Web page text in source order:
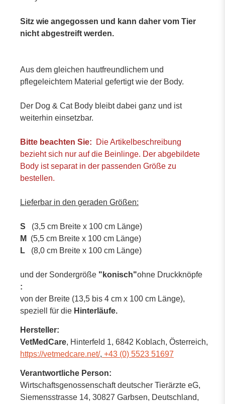
Sitz wie angegossen und kann daher vom Tier
nicht abgestreift werden.
Aus dem gleichen hautfreundlichem und
pflegeleichtem Material gefertigt wie der Body.
Der Dog & Cat Body bleibt dabei ganz und ist
weiterhin einsetzbar.
Bitte beachten Sie: Die Artikelbeschreibung
bezieht sich nur auf die Beinlinge. Der abgebildete
Body ist separat in der passenden Größe zu
bestellen.
Lieferbar in den geraden Größen:
S (3,5 cm Breite x 100 cm Länge)
M (5,5 cm Breite x 100 cm Länge)
L (8,0 cm Breite x 100 cm Länge)
und der Sondergröße "konisch"ohne Druckknöpfe
:
von der Breite (13,5 bis 4 cm x 100 cm Länge),
speziell für die Hinterläufe.
Hersteller:
VetMedCare, Hinterfeld 1, 6842 Koblach, Österreich,
https://vetmedcare.net/, +43 (0) 5523 51697
Verantwortliche Person:
Wirtschaftsgenossenschaft deutscher Tierärzte eG,
Siemensstrasse 14, 30827 Garbsen, Deutschland,